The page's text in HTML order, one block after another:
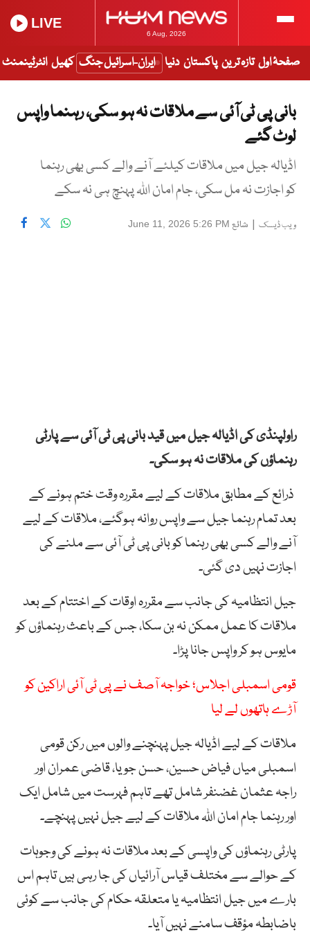
6 Aug, 2026
LIVE
صفحۂ اول تازہ ترین پاکستان دنیا ایران-اسرائیل جنگ کھیل انٹرٹینمنٹ
بانی پی ٹی آئی سے ملاقات نہ ہو سکی، رہنما واپس
لوٹ گئے
اڈیالہ جیل میں ملاقات کیلئے آنے والے کسی بھی رہنما
کو اجازت نہ مل سکی، جام امان اللہ پہنچ ہی نہ سکے
ویب ڈیسک | شائع June 11, 2026 5:26 PM
راولپنڈی کی اڈیالہ جیل میں قید بانی پی ٹی آئی سے پارٹی
رہنماؤں کی ملاقات نہ ہو سکی۔
ذرائع کے مطابق ملاقات کے لیے مقررہ وقت ختم ہونے کے
بعد تمام رہنما جیل سے واپس روانہ ہوگئے، ملاقات کے لیے
آنے والے کسی بھی رہنما کو بانی پی ٹی آئی سے ملنے کی
اجازت نہیں دی گئی۔
جیل انتظامیہ کی جانب سے مقررہ اوقات کے اختتام کے بعد
ملاقات کا عمل ممکن نہ بن سکا، جس کے باعث رہنماؤں کو
مایوس ہو کر واپس جانا پڑا۔
قومی اسمبلی اجلاس؛ خواجہ آصف نے پی ٹی آئی اراکین کو
آڑے ہاتھوں لے لیا
ملاقات کے لیے اڈیالہ جیل پہنچنے والوں میں رکن قومی
اسمبلی میاں فیاض حسین، حسن جویا، قاضی عمران اور
راجہ عثمان غضنفر شامل تھے تاہم فہرست میں شامل ایک
اور رہنما جام امان اللہ ملاقات کے لیے جیل نہیں پہنچے۔
پارٹی رہنماؤں کی واپسی کے بعد ملاقات نہ ہونے کی وجوہات
کے حوالے سے مختلف قیاس آرائیاں کی جا رہی ہیں تاہم اس
بارے میں جیل انتظامیہ یا متعلقہ حکام کی جانب سے کوئی
باضابطہ مؤقف سامنے نہیں آیا۔